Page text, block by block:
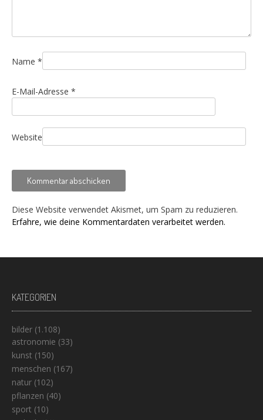
Name *
E-Mail-Adresse *
Website
Diese Website verwendet Akismet, um Spam zu reduzieren.
Erfahre, wie deine Kommentardaten verarbeitet werden.
KATEGORIEN
bilder (1.108)
astronomie (33)
kunst (150)
menschen (167)
natur (102)
pflanzen (40)
sport (10)